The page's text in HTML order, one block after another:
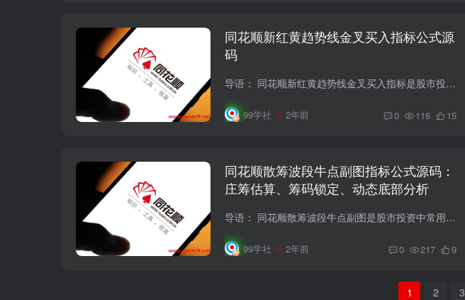
同花顺新红黄趋势线金叉买入指标公式源
码
导语： 同花顺新红黄趋势线金叉买入指标是股市投资者常用的技术分析工具之一，通过分析买线和卖线的交叉情况，可以辅助投资者把握股票的买卖时机。本文将详细解读该指标的计算原理和交易策略，...
99学社 2年前 0 116 15
同花顺散筹波段牛点副图指标公式源码：
庄筹估算、筹码锁定、动态底部分析
导语： 同花顺散筹波段牛点副图是股市投资中常用的技术分析工具之一，可以帮助投资者更好地把握市场走势。本文将深入解析该指标的计算原理和应用方法，重点关注庄筹估算、筹码锁定和动态底部等...
99学社 2年前 0 217 9
1 2 3